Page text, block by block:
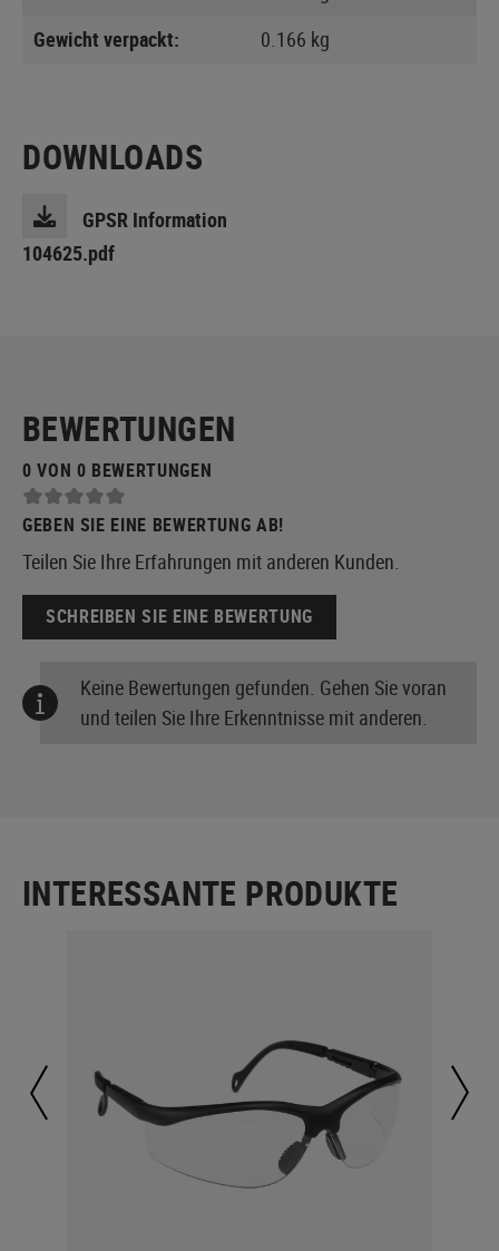
Gewicht verpackt:
0.166 kg
DOWNLOADS
GPSR Information
104625.pdf
BEWERTUNGEN
0 VON 0 BEWERTUNGEN
GEBEN SIE EINE BEWERTUNG AB!
Teilen Sie Ihre Erfahrungen mit anderen Kunden.
SCHREIBEN SIE EINE BEWERTUNG
Keine Bewertungen gefunden. Gehen Sie voran
und teilen Sie Ihre Erkenntnisse mit anderen.
INTERESSANTE PRODUKTE